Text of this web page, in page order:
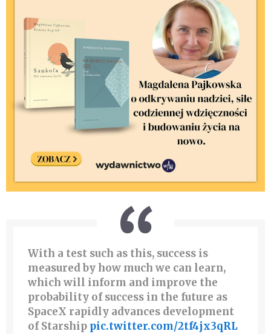
With a test such as this, success is
measured by how much we can learn,
which will inform and improve the
probability of success in the future as
SpaceX rapidly advances development
of Starship pic.twitter.com/2tf4jx3qRL